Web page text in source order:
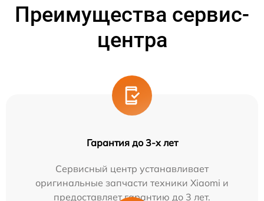
Преимущества сервис-
центра
Гарантия до 3-х лет
Сервисный центр устанавливает
оригинальные запчасти техники Xiaomi и
предоставляет гарантию до 3 лет.